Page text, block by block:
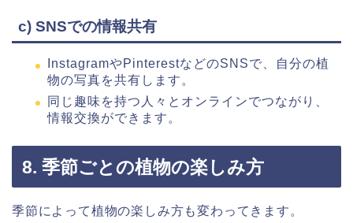
c) SNSでの情報共有
InstagramやPinterestなどのSNSで、自分の植
物の写真を共有します。
同じ趣味を持つ人々とオンラインでつながり、
情報交換ができます。
8. 季節ごとの植物の楽しみ方
季節によって植物の楽しみ方も変わってきます。